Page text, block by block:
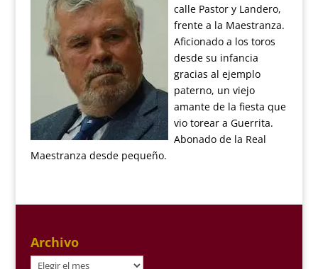
calle Pastor y Landero,
frente a la Maestranza.
Aficionado a los toros
desde su infancia
gracias al ejemplo
paterno, un viejo
amante de la fiesta que
vio torear a Guerrita.
Abonado de la Real
Maestranza desde pequeño.
Archivo
Archivo